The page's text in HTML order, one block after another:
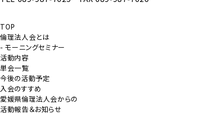
TOP
倫理法人会とは
- モーニングセミナー
活動内容
単会一覧
今後の活動予定
入会のすすめ
愛媛県倫理法人会からの
活動報告＆お知らせ